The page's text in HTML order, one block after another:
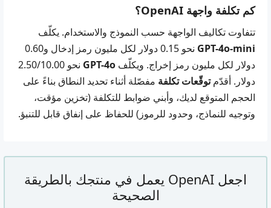
كم تكلفة واجهة OpenAI؟
تتفاوت تكاليف الواجهة حسب النموذج والاستخدام. يكلّف
GPT-4o-mini
نحو 0.15 دولار لكل مليون رمز إدخال و0.60
دولار لكل مليون رمز إخراج. ويكلّف GPT-4o
نحو 2.50/10.00
دولار. أقدّمتوقّعات تكلفة مفصّلة أثناء تحديد النطاق بناءً على
الحجم المتوقع لديك، وأبني ضوابط للتكلفة (تخزين مؤقت،
وتوجيه للنماذج، وحدود للرموز) للحفاظ على إنفاق قابل للتنبؤ.
اجعل OpenAI يعمل في منتجك بالطريقة
الصحيحة